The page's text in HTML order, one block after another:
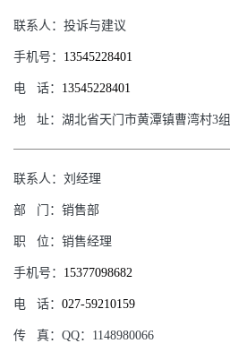
联系人： 投诉与建议
手机号： 13545228401
电 话： 13545228401
地 址： 湖北省天门市黄潭镇曹湾村3组
联系人： 刘经理
部 门： 销售部
职 位： 销售经理
手机号： 15377098682
电 话： 027-59210159
传 真： QQ：1148980066